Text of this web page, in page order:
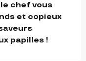
chef vous
et copieux
papilles !